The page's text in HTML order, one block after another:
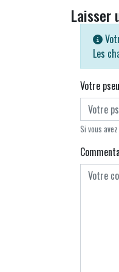
Laisser
Les
Votre
Si vous